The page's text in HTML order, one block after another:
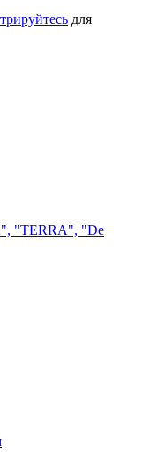
для
"TERRA", "De